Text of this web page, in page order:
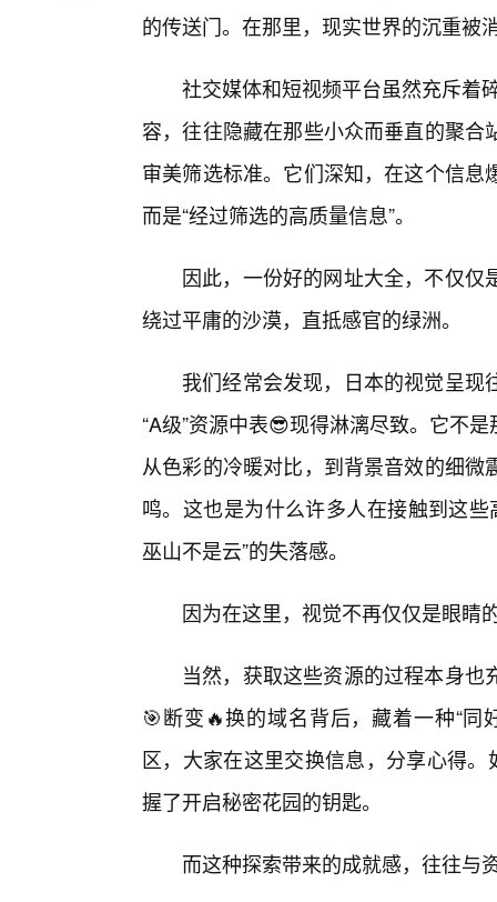
的传送门。在那里，现实世界的沉重被
社交媒体和短视频平台虽然充斥着
容，往往隐藏在那些小众而垂直的聚
审美筛选标准。它们深知，在这个信
而是“经过筛选的高质量信息”。
因此，一份好的网址大全，不仅
绕过平庸的沙漠，直抵感官的绿洲。
我们经常会发现，日本的视觉呈
“A级”资源中表😎现得淋漓尽致。它不
从色彩的冷暖对比，到背景音效的细
鸣。这也是为什么许多人在接触到这
巫山不是云”的失落感。
因为在这里，视觉不再仅仅是眼睛
当然，获取这些资源的过程本身
🎯断变🔥换的域名背后，藏着一种“
区，大家在这里交换信息，分享心得
握了开启秘密花园的钥匙。
而这种探索带来的成就感，往往与